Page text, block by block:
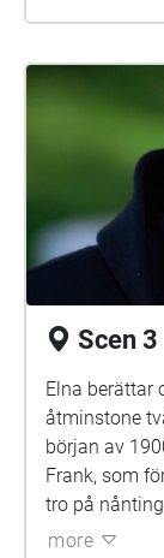
Scen 3
Elna berättar
åtminstone
början av
Frank, som
tro på
more